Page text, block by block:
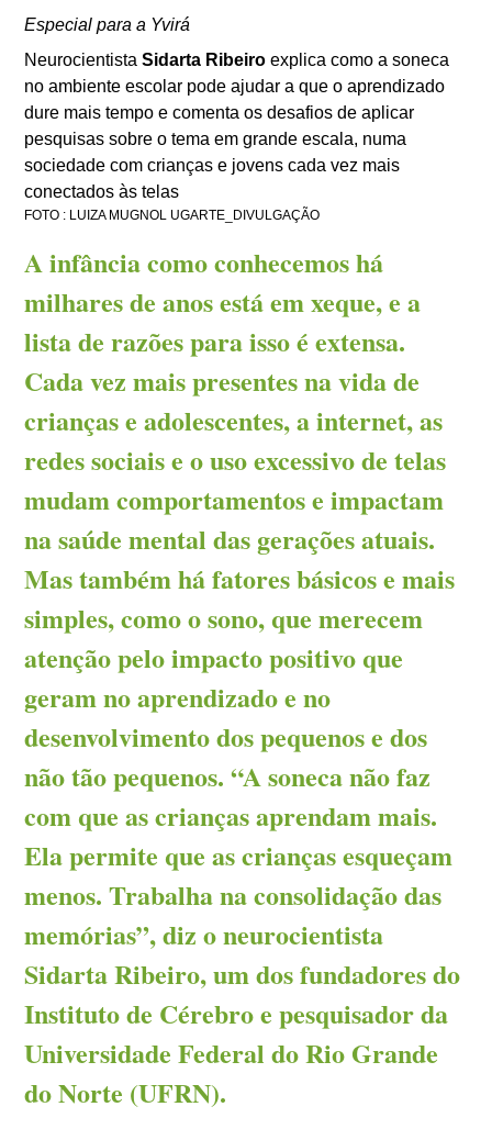
Especial para a Yvirá
Neurocientista Sidarta Ribeiro explica como a soneca
no ambiente escolar pode ajudar a que o aprendizado
dure mais tempo e comenta os desafios de aplicar
pesquisas sobre o tema em grande escala, numa
sociedade com crianças e jovens cada vez mais
conectados às telas
FOTO : LUIZA MUGNOL UGARTE_DIVULGAÇÃO
A infância como conhecemos há
milhares de anos está em xeque, e a
lista de razões para isso é extensa.
Cada vez mais presentes na vida de
crianças e adolescentes, a internet, as
redes sociais e o uso excessivo de telas
mudam comportamentos e impactam
na saúde mental das gerações atuais.
Mas também há fatores básicos e mais
simples, como o sono, que merecem
atenção pelo impacto positivo que
geram no aprendizado e no
desenvolvimento dos pequenos e dos
não tão pequenos. “A soneca não faz
com que as crianças aprendam mais.
Ela permite que as crianças esqueçam
menos. Trabalha na consolidação das
memórias”, diz o neurocientista
Sidarta Ribeiro, um dos fundadores do
Instituto de Cérebro e pesquisador da
Universidade Federal do Rio Grande
do Norte (UFRN).